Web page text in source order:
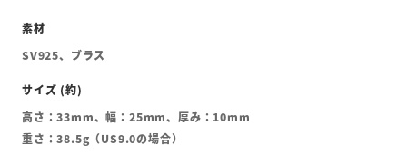
SV925、ブラス
高さ：33mm、幅：25mm、厚み：10mm
重さ：38.5g（US9.0の場合）